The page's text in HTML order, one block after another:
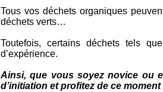
Tous vos déchets organiques
déchets verts…
Toutefois, certains déchets tels
d’expérience.
Ainsi, que vous soyez novice ou